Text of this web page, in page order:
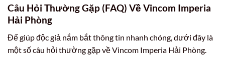
Câu Hỏi Thường Gặp (FAQ) Về Vincom Imperia
Hải Phòng
Để giúp độc giả nắm bắt thông tin nhanh chóng, dưới đây là
một số câu hỏi thường gặp về Vincom Imperia Hải Phòng.